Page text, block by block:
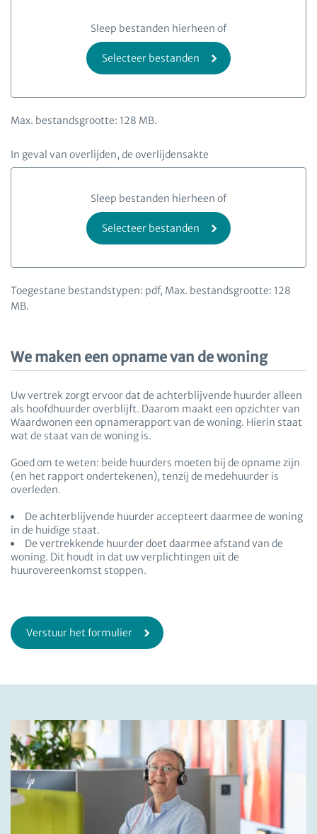
Sleep bestanden hierheen of
Selecteer bestanden
Max. bestandsgrootte: 128 MB.
In geval van overlijden, de overlijdensakte
Sleep bestanden hierheen of
Selecteer bestanden
Toegestane bestandstypen: pdf, Max. bestandsgrootte: 128
MB.
We maken een opname van de woning
Uw vertrek zorgt ervoor dat de achterblijvende huurder alleen
als hoofdhuurder overblijft. Daarom maakt een opzichter van
Waardwonen een opnamerapport van de woning. Hierin staat
wat de staat van de woning is.
Goed om te weten: beide huurders moeten bij de opname zijn
(en het rapport ondertekenen), tenzij de medehuurder is
overleden.
De achterblijvende huurder accepteert daarmee de woning
in de huidige staat.
De vertrekkende huurder doet daarmee afstand van de
woning. Dit houdt in dat uw verplichtingen uit de
huurovereenkomst stoppen.
Verstuur het formulier